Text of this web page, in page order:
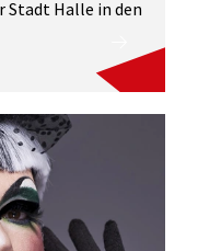
Stadt Halle in den